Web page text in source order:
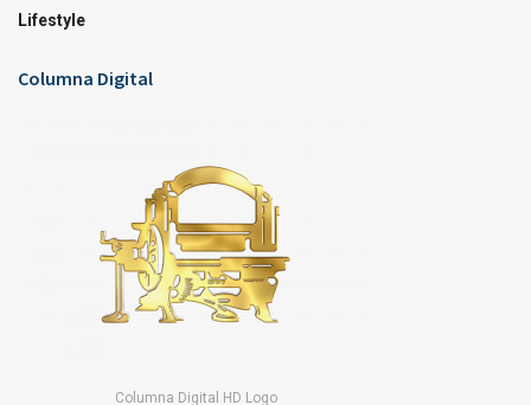
Lifestyle
Columna Digital
Columna Digital HD Logo